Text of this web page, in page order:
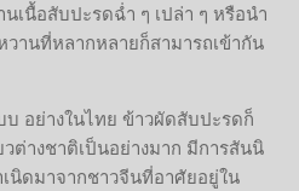
เนื้อสับปะรดฉ่ำ ๆ เปล่า ๆ หรือนำ
านที่หลากหลายก็สามารถเข้ากัน
อย่างในไทย ข้าวผัดสับปะรดก็
ต่างชาติเป็นอย่างมาก มีการสันนิ
นิดมาจากชาวจีนที่อาศัยอยู่ใน